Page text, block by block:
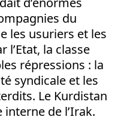
du
les usuriers et les
l’Etat, la classe
répressions : la
syndicale et les
Le Kurdistan
de l’Irak.